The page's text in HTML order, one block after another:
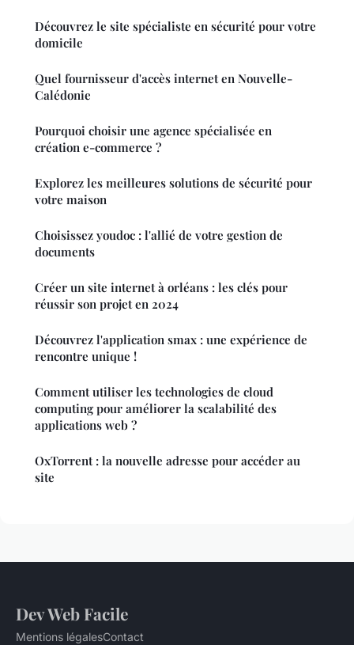
Découvrez le site spécialiste en sécurité pour votre
domicile
Quel fournisseur d'accès internet en Nouvelle-
Calédonie
Pourquoi choisir une agence spécialisée en
création e-commerce ?
Explorez les meilleures solutions de sécurité pour
votre maison
Choisissez youdoc : l'allié de votre gestion de
documents
Créer un site internet à orléans : les clés pour
réussir son projet en 2024
Découvrez l'application smax : une expérience de
rencontre unique !
Comment utiliser les technologies de cloud
computing pour améliorer la scalabilité des
applications web ?
OxTorrent : la nouvelle adresse pour accéder au
site
Dev Web Facile
Mentions légalesContact